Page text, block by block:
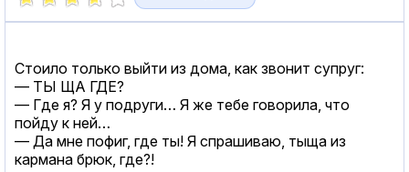
Стоило только выйти из дома, как звонит супруг:
— ТЫ ЩА ГДЕ?
— Где я? Я у подруги… Я же тебе говорила, что
пойду к ней…
— Да мне пофиг, где ты! Я спрашиваю, тыща из
кармана брюк, где?!